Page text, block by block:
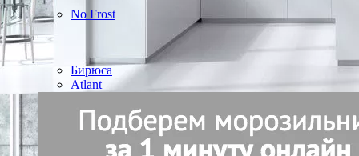
No Frost
Бирюса
Atlant